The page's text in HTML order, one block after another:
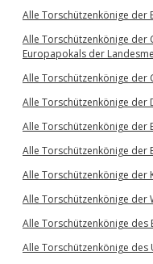
Alle Torschützenkönige der
Alle Torschützenkönige der
Europapokals der
Alle Torschützenkönige der
Alle Torschützenkönige der
Alle Torschützenkönige der
Alle Torschützenkönige der
Alle Torschützenkönige der
Alle Torschützenkönige der
Alle Torschützenkönige
Alle Torschützenkönige des